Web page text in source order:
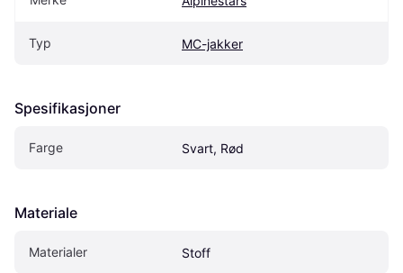
Typ MC-jakker
Spesifikasjoner
Farge Svart, Rød
Materiale
Materialer Stoff